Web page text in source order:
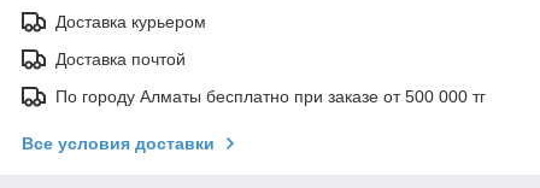
Доставка курьером
Доставка почтой
По городу Алматы бесплатно при заказе от 500 000 тг
Все условия доставки